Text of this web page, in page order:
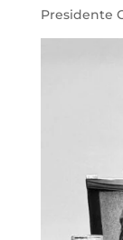
Presidente